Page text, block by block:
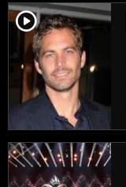
player2